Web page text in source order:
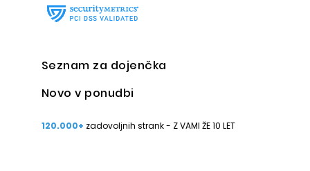
Seznam za dojenčka
Novo v ponudbi
120.000+ zadovoljnih strank - Z VAMI ŽE 10 LET